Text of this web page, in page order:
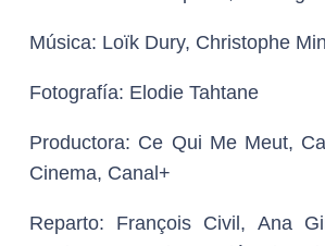
Música: Loïk Dury, Christophe
Fotografía: Elodie Tahtane
Productora: Ce Qui Me Meut,
Cinema, Canal+
Reparto: François Civil, Ana